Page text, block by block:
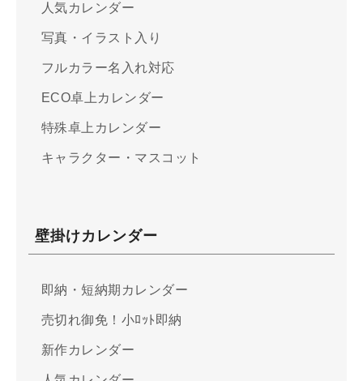
人気カレンダー
写真・イラスト入り
フルカラー名入れ対応
ECO卓上カレンダー
特殊卓上カレンダー
キャラクター・マスコット
壁掛けカレンダー
即納・短納期カレンダー
売切れ御免！小ﾛｯﾄ即納
新作カレンダー